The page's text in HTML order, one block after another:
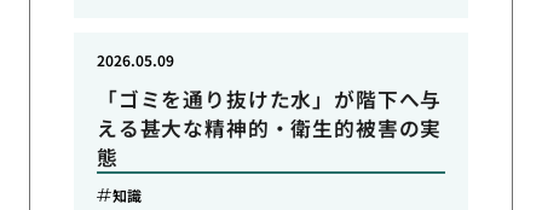
「ゴミを通り抜けた水」が階下へ与
える甚大な精神的・衛生的被害の実
態
2026.05.09
知識